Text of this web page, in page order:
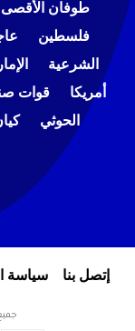
طوفان الأقصى
فلسطين
الشرعية
أمريكا
قوات
الحوثي
إتصل بنا سياسة